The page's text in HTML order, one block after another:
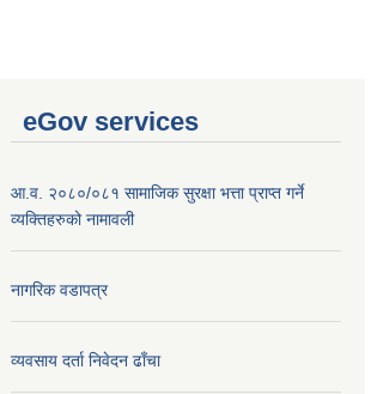
eGov services
आ.व. २०८०/०८१ सामाजिक सुरक्षा भत्ता प्राप्त गर्ने
व्यक्तिहरुको नामावली
नागरिक वडापत्र
व्यवसाय दर्ता निवेदन ढाँचा